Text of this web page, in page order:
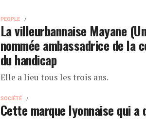
PEOPLE
La villeurbannaise Mayane
nommée ambassadrice de la
du handicap
Elle a lieu tous les trois ans.
SOCIÉTÉ
Cette marque lyonnaise qui a